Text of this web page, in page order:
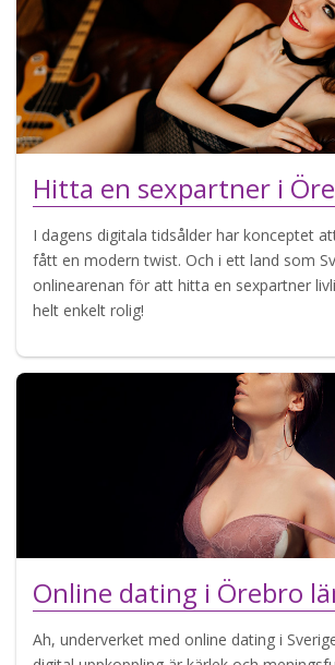
Hitta en sexpartner i
I dagens digitala tidsålder har konceptet
fått en modern twist. Och i ett land som
onlinearenan för att hitta en sexpartner
helt enkelt rolig!
Online dating i Örebro
Ah, underverket med online dating i